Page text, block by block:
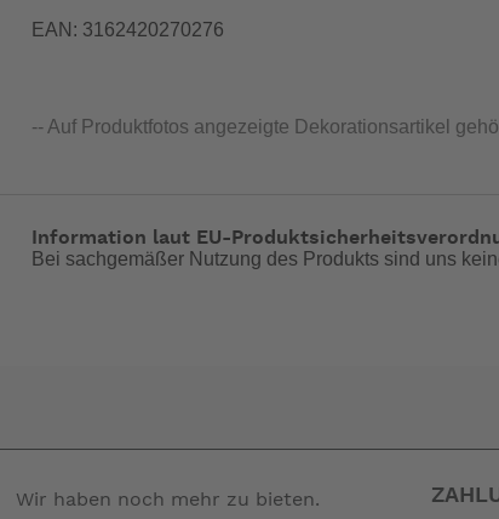
EAN: 3162420270276
-- Auf Produktfotos angezeigte Dekorationsartikel
Information laut EU-
Bei sachgemäßer Nutzung des Produkts sind uns
Wir haben noch mehr zu bieten.